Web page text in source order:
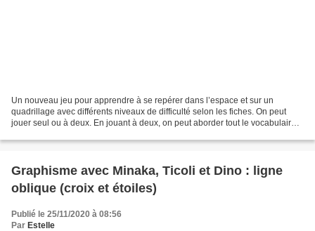
Un nouveau jeu pour apprendre à se repérer dans l’espace et sur un
quadrillage avec différents niveaux de difficulté selon les fiches. On peut
jouer seul ou à deux. En jouant à deux, on peut aborder tout le vocabulaire
Graphisme avec Minaka, Ticoli et Dino : ligne
oblique (croix et étoiles)
Publié le 25/11/2020 à 08:56
Par Estelle